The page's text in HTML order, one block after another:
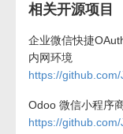
相关开源项目
企业微信快捷
内网环境
https://
Odoo 微信小程序
https://